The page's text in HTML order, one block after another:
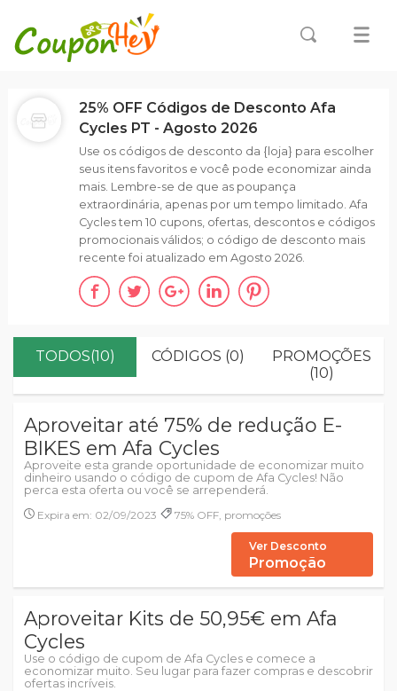
TODOS(10) CÓDIGOS (0)
PROMOÇÕES
(10)
Aproveitar até 75% de redução E-
BIKES em Afa Cycles
Aproveite esta grande oportunidade de economizar muito
dinheiro usando o código de cupom de Afa Cycles! Não
perca esta oferta ou você se arrependerá.
Expira em: 02/09/2023
75% OFF, promoções
Ver Desconto
Promoção
Aproveitar Kits de 50,95€ em Afa
Cycles
Use o código de cupom de Afa Cycles e comece a
economizar muito. Seu lugar para fazer compras e descobrir
ofertas incríveis.
25% OFF Códigos de Desconto Afa
Cycles PT - Agosto 2026
Use os códigos de desconto da {loja} para escolher
seus itens favoritos e você pode economizar ainda
mais. Lembre-se de que as poupança
extraordinária, apenas por um tempo limitado. Afa
Cycles tem 10 cupons, ofertas, descontos e códigos
promocionais válidos; o código de desconto mais
recente foi atualizado em Agosto 2026.